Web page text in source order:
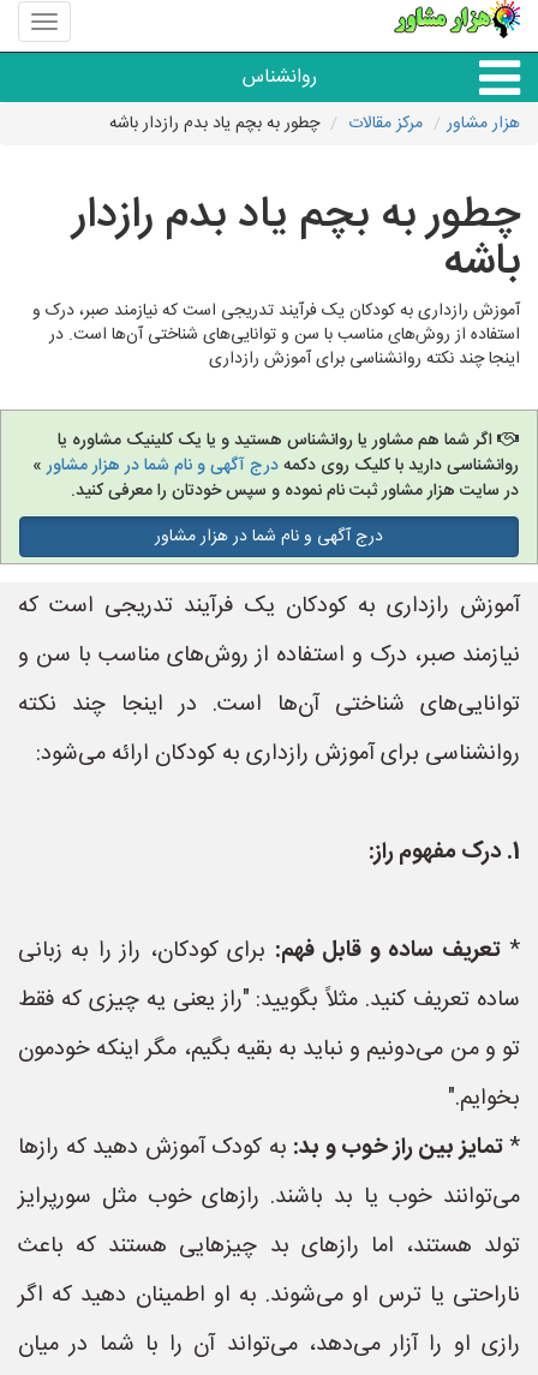
منوی
سایت
مشاور
روانشناس
گروه روانشناسی
هزار مشاور مرکز مقالات چطور به بچم یاد بدم رازدار باشه
چطور به بچم یاد بدم رازدار
باشه
آموزش رازداری به کودکان یک فرآیند تدریجی است که نیازمند صبر، درک و
استفاده از روش‌های مناسب با سن و توانایی‌های شناختی آن‌ها است. در
اینجا چند نکته روانشناسی برای آموزش رازداری
اگر شما هم مشاور یا روانشناس هستید و یا یک کلینیک مشاوره یا
روانشناسی دارید با کلیک روی دکمهدرج آگهی و نام شما در هزار مشاور»
در سایت هزار مشاور ثبت نام نموده و سپس خودتان را معرفی کنید.
درج آگهی و نام شما در هزار مشاور
آموزش رازداری به کودکان یک فرآیند تدریجی است که
نیازمند صبر، درک و استفاده از روش‌های مناسب با سن و
توانایی‌های شناختی آن‌ها است. در اینجا چند نکته
روانشناسی برای آموزش رازداری به کودکان ارائه می‌شود:
1. درک مفهوم راز:
*تعریف ساده و قابل فهم: برای کودکان، راز را به زبانی
ساده تعریف کنید. مثلاً بگویید: "راز یعنی یه چیزی که فقط
تو و من می‌دونیم و نباید به بقیه بگیم، مگر اینکه خودمون
بخوایم."
*تمایز بین راز خوب و بد: به کودک آموزش دهید که رازها
می‌توانند خوب یا بد باشند. رازهای خوب مثل سورپرایز
تولد هستند، اما رازهای بد چیزهایی هستند که باعث
ناراحتی یا ترس او می‌شوند. به او اطمینان دهید که اگر
رازی او را آزار می‌دهد، می‌تواند آن را با شما در میان